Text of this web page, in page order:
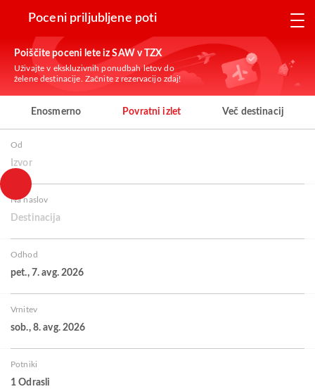
Poceni priljubljene poti
Poiščite poceni lete iz SAW v TZX
Uživajte v ekskluzivnih ponudbah letov do
želene destinacije. Začnite z rezervacijo zdaj!
Enosmerno Povratni izlet Več destinacij
Od
Izvor
Na naslov
Destinacija
Odhod
pet., 7. avg. 2026
Vrnitev
sob., 8. avg. 2026
Potniki
1 Odrasli